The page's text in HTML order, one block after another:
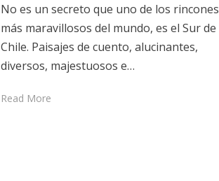
No es un secreto que uno de los rincones
más maravillosos del mundo, es el Sur de
Chile. Paisajes de cuento, alucinantes,
diversos, majestuosos e…
Read More